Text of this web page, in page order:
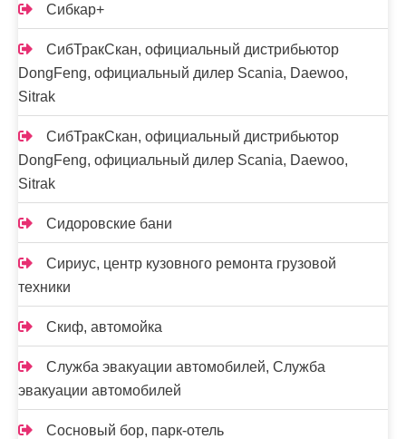
Сибкар+
СибТракСкан, официальный дистрибьютор
DongFeng, официальный дилер Scania, Daewoo,
Sitrak
СибТракСкан, официальный дистрибьютор
DongFeng, официальный дилер Scania, Daewoo,
Sitrak
Сидоровские бани
Сириус, центр кузовного ремонта грузовой
техники
Скиф, автомойка
Служба эвакуации автомобилей, Служба
эвакуации автомобилей
Сосновый бор, парк-отель